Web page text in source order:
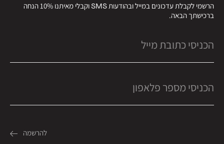
הרשמי לקבלת עדכונים במייל ובהודעות SMS וקבלי מאיתנו 10% הנחה
ברכישתך הבאה.